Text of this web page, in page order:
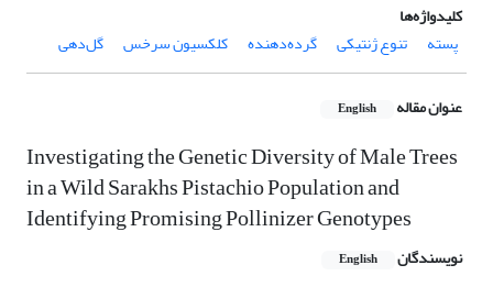
کلیدواژه‌ها
پسته
تنوع ژنتیکی گرده‌دهنده کلکسیون سرخس گل‌دهی
عنوان مقاله English
Investigating the Genetic Diversity of Male Trees
in a Wild Sarakhs Pistachio Population and
Identifying Promising Pollinizer Genotypes
نویسندگان English